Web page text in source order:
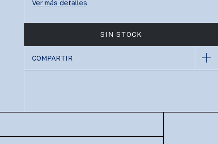
Ver más detalles
COMPARTIR